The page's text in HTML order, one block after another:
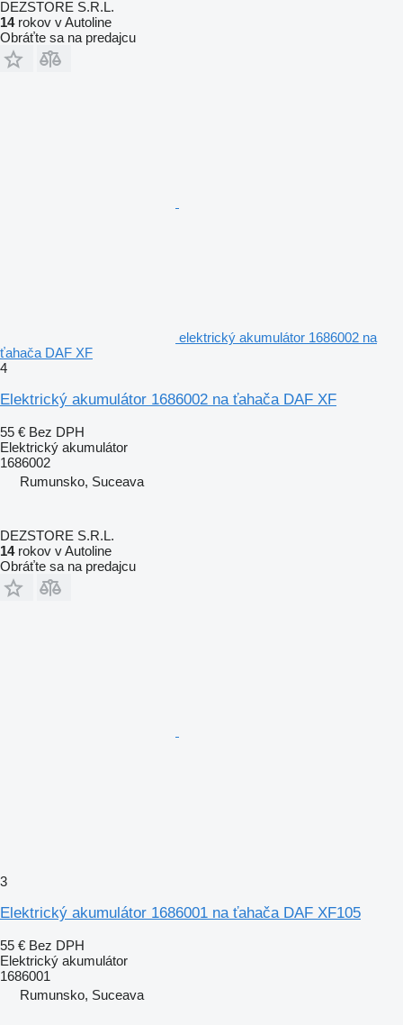
DEZSTORE S.R.L.
14rokov v Autoline
Obráťte sa na predajcu
elektrický akumulátor 1686002 na
ťahača DAF XF
4
Elektrický akumulátor 1686002 na ťahača DAF XF
55 € Bez DPH
Elektrický akumulátor
1686002
Rumunsko, Suceava
DEZSTORE S.R.L.
14rokov v Autoline
Obráťte sa na predajcu
3
Elektrický akumulátor 1686001 na ťahača DAF XF105
55 € Bez DPH
Elektrický akumulátor
1686001
Rumunsko, Suceava